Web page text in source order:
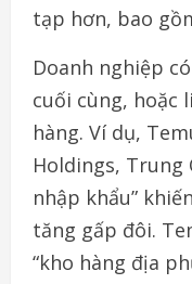
tạp hơn, bao
Doanh nghiệp có
cuối cùng, hoặc
hàng. Ví dụ,
Holdings, Trung
nhập khẩu” khiến
tăng gấp đôi.
“kho hàng địa